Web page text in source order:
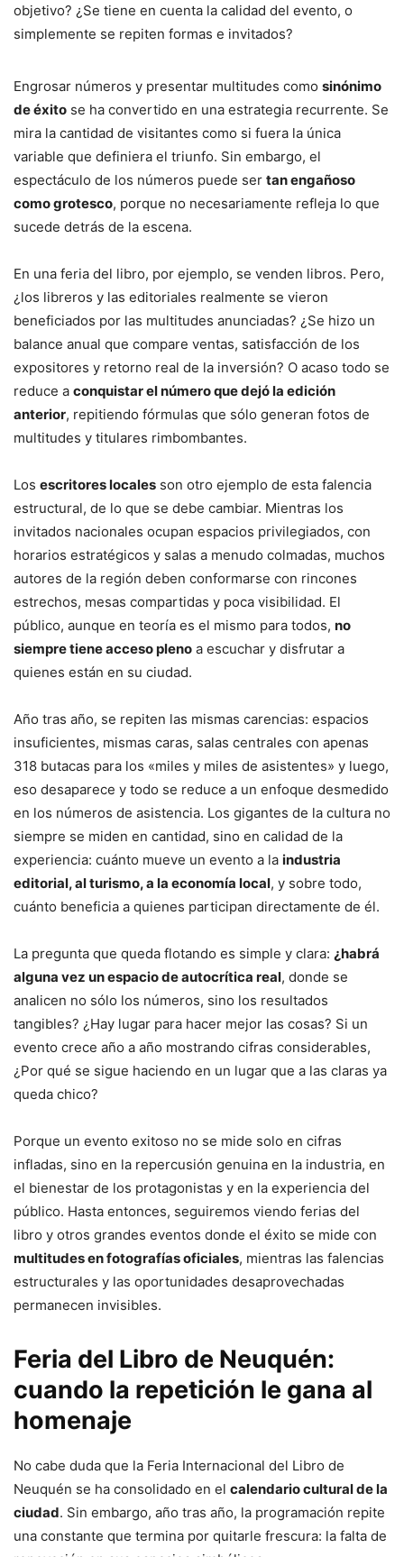
objetivo? ¿Se tiene en cuenta la calidad del evento, o
simplemente se repiten formas e invitados?
Engrosar números y presentar multitudes como sinónimo
de éxito se ha convertido en una estrategia recurrente. Se
mira la cantidad de visitantes como si fuera la única
variable que definiera el triunfo. Sin embargo, el
espectáculo de los números puede ser tan engañoso
como grotesco, porque no necesariamente refleja lo que
sucede detrás de la escena.
En una feria del libro, por ejemplo, se venden libros. Pero,
¿los libreros y las editoriales realmente se vieron
beneficiados por las multitudes anunciadas? ¿Se hizo un
balance anual que compare ventas, satisfacción de los
expositores y retorno real de la inversión? O acaso todo se
reduce a conquistar el número que dejó la edición
anterior, repitiendo fórmulas que sólo generan fotos de
multitudes y titulares rimbombantes.
Los escritores locales son otro ejemplo de esta falencia
estructural, de lo que se debe cambiar. Mientras los
invitados nacionales ocupan espacios privilegiados, con
horarios estratégicos y salas a menudo colmadas, muchos
autores de la región deben conformarse con rincones
estrechos, mesas compartidas y poca visibilidad. El
público, aunque en teoría es el mismo para todos, no
siempre tiene acceso pleno a escuchar y disfrutar a
quienes están en su ciudad.
Año tras año, se repiten las mismas carencias: espacios
insuficientes, mismas caras, salas centrales con apenas
318 butacas para los «miles y miles de asistentes» y luego,
eso desaparece y todo se reduce a un enfoque desmedido
en los números de asistencia. Los gigantes de la cultura no
siempre se miden en cantidad, sino en calidad de la
experiencia: cuánto mueve un evento a la industria
editorial, al turismo, a la economía local, y sobre todo,
cuánto beneficia a quienes participan directamente de él.
La pregunta que queda flotando es simple y clara: ¿habrá
alguna vez un espacio de autocrítica real, donde se
analicen no sólo los números, sino los resultados
tangibles? ¿Hay lugar para hacer mejor las cosas? Si un
evento crece año a año mostrando cifras considerables,
¿Por qué se sigue haciendo en un lugar que a las claras ya
queda chico?
Porque un evento exitoso no se mide solo en cifras
infladas, sino en la repercusión genuina en la industria, en
el bienestar de los protagonistas y en la experiencia del
público. Hasta entonces, seguiremos viendo ferias del
libro y otros grandes eventos donde el éxito se mide con
multitudes en fotografías oficiales, mientras las falencias
estructurales y las oportunidades desaprovechadas
permanecen invisibles.
Feria del Libro de Neuquén:
cuando la repetición le gana al
homenaje
No cabe duda que la Feria Internacional del Libro de
Neuquén se ha consolidado en el calendario cultural de la
ciudad. Sin embargo, año tras año, la programación repite
una constante que termina por quitarle frescura: la falta de